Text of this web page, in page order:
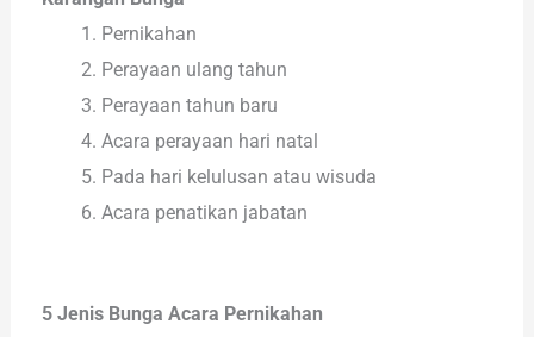
Pernikahan
Perayaan ulang tahun
Perayaan tahun baru
Acara perayaan hari natal
Pada hari kelulusan atau wisuda
Acara penatikan jabatan
5 Jenis Bunga Acara Pernikahan